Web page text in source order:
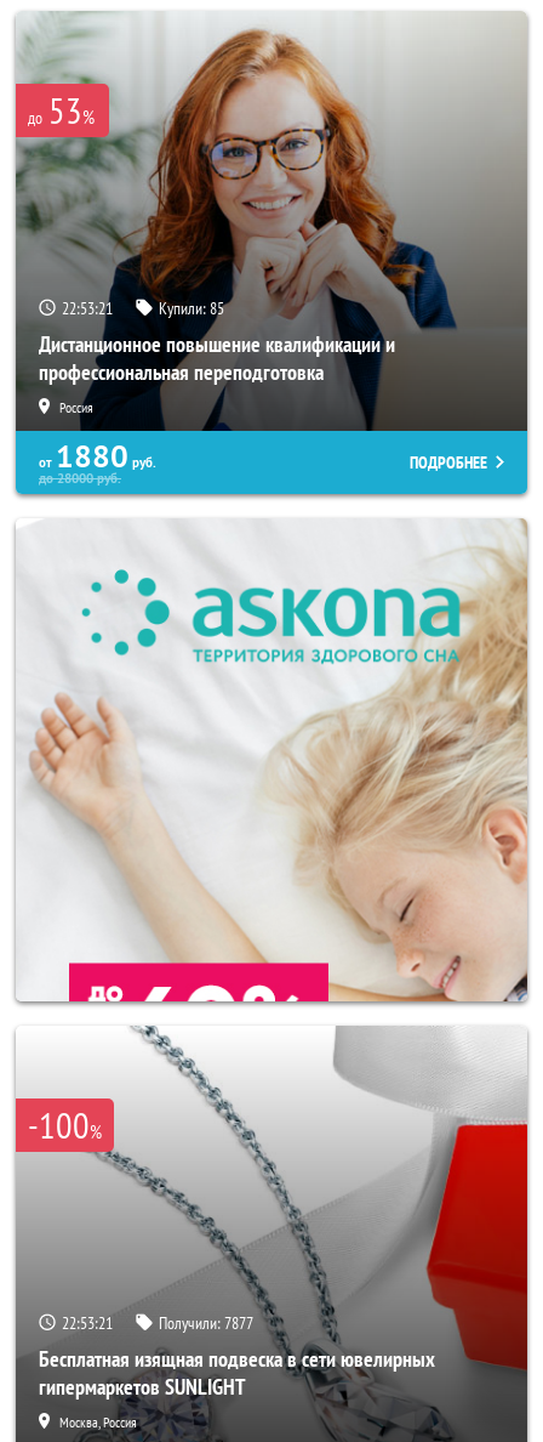
до 53%
22:53:17 Купили:85
Дистанционное повышение квалификации и
профессиональная переподготовка
Россия
от 1880 руб.
до28000руб.
ПОДРОБНЕЕ
-100%
22:53:17 Получили:7877
Бесплатная изящная подвеска в сети ювелирных
гипермаркетов SUNLIGHT
Москва, Россия